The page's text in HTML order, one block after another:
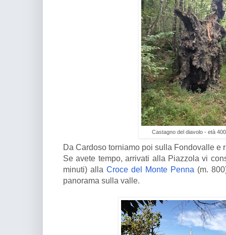
Castagno del diavolo - età
Da Cardoso torniamo poi sulla Fondovalle e
Se avete tempo, arrivati alla Piazzola vi
minuti) alla Croce del Monte Penna (m.
panorama sulla valle.